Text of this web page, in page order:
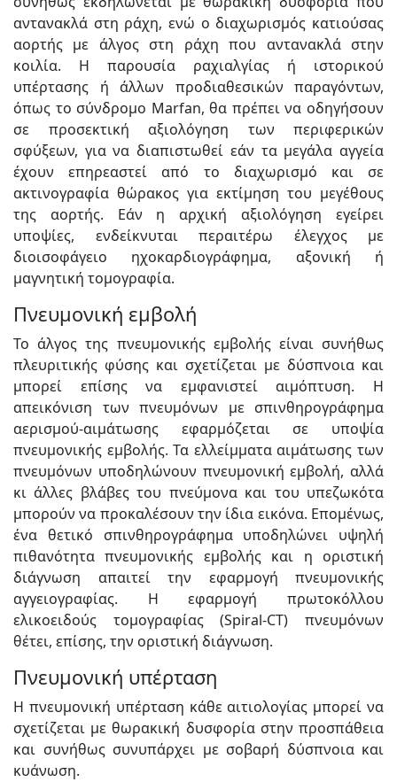
αντανακλά στη ράχη, ενώ ο διαχωρισμός κατιούσας
αορτής με άλγος στη ράχη που αντανακλά στην
κοιλία. Η παρουσία ραχιαλγίας ή ιστορικού
υπέρτασης ή άλλων προδιαθεσικών παραγόντων,
όπως το σύνδρομο Marfan, θα πρέπει να οδηγήσουν
σε προσεκτική αξιολόγηση των περιφερικών
σφύξεων, για να διαπιστωθεί εάν τα μεγάλα αγγεία
έχουν επηρεαστεί από το διαχωρισμό και σε
ακτινογραφία θώρακος για εκτίμηση του μεγέθους
της αορτής. Εάν η αρχική αξιολόγηση εγείρει
υποψίες, ενδείκνυται περαιτέρω έλεγχος με
διοισοφάγειο ηχοκαρδιογράφημα, αξονική ή
μαγνητική τομογραφία.
Πνευμονική εμβολή
Το άλγος της πνευμονικής εμβολής είναι συνήθως
πλευριτικής φύσης και σχετίζεται με δύσπνοια και
μπορεί επίσης να εμφανιστεί αιμόπτυση. Η
απεικόνιση των πνευμόνων με σπινθηρογράφημα
αερισμού-αιμάτωσης εφαρμόζεται σε υποψία
πνευμονικής εμβολής. Τα ελλείμματα αιμάτωσης των
πνευμόνων υποδηλώνουν πνευμονική εμβολή, αλλά
κι άλλες βλάβες του πνεύμονα και του υπεζωκότα
μπορούν να προκαλέσουν την ίδια εικόνα. Επομένως,
ένα θετικό σπινθηρογράφημα υποδηλώνει υψηλή
πιθανότητα πνευμονικής εμβολής και η οριστική
διάγνωση απαιτεί την εφαρμογή πνευμονικής
αγγειογραφίας. Η εφαρμογή πρωτοκόλλου
ελικοειδούς τομογραφίας (Spiral-CT) πνευμόνων
θέτει, επίσης, την οριστική διάγνωση.
Πνευμονική υπέρταση
Η πνευμονική υπέρταση κάθε αιτιολογίας μπορεί να
σχετίζεται με θωρακική δυσφορία στην προσπάθεια
και συνήθως συνυπάρχει με σοβαρή δύσπνοια και
κυάνωση.